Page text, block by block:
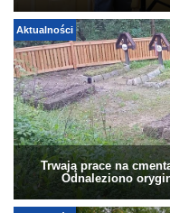
Aktualności
Trwają prace na
Odnaleziono